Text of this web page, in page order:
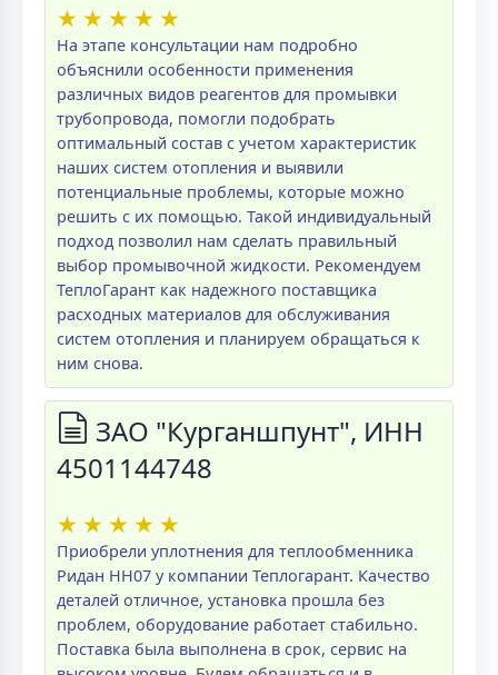
★ ★ ★ ★ ★
На этапе консультации нам подробно
объяснили особенности применения
различных видов реагентов для промывки
трубопровода, помогли подобрать
оптимальный состав с учетом характеристик
наших систем отопления и выявили
потенциальные проблемы, которые можно
решить с их помощью. Такой индивидуальный
подход позволил нам сделать правильный
выбор промывочной жидкости. Рекомендуем
ТеплоГарант как надежного поставщика
расходных материалов для обслуживания
систем отопления и планируем обращаться к
ним снова.
ЗАО "Курганшпунт", ИНН
4501144748
★ ★ ★ ★ ★
Приобрели уплотнения для теплообменника
Ридан НН07 у компании Теплогарант. Качество
деталей отличное, установка прошла без
проблем, оборудование работает стабильно.
Поставка была выполнена в срок, сервис на